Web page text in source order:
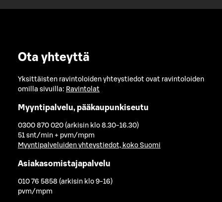
Ota yhteyttä
Yksittäisten ravintoloiden yhteystiedot ovat ravintoloiden
omilla sivuilla: Ravintolat
Myyntipalvelu, pääkaupunkiseutu
0300 870 020 (arkisin klo 8.30-16.30)
51 snt/min + pvm/mpm
Myyntipalveluiden yhteystiedot, koko Suomi
Asiakasomistajapalvelu
010 76 5858 (arkisin klo 9-16)
pvm/mpm